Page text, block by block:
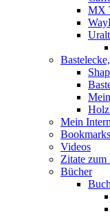
MX
Mein
Bookmarks
Videos
Zitate zum
Bücher